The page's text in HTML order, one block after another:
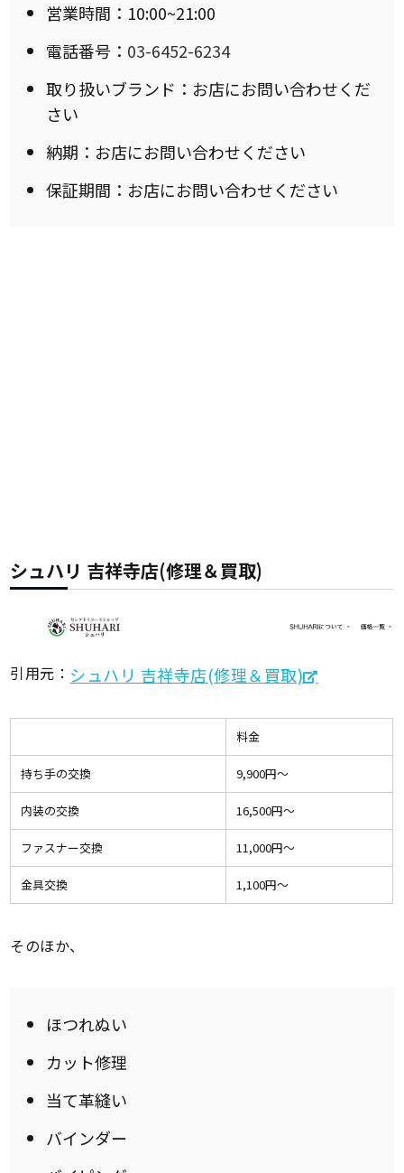
営業時間：10:00~21:00
電話番号： 03-6452-6234
取り扱いブランド：お店にお問い合わせくだ
さい
納期：お店にお問い合わせください
保証期間：お店にお問い合わせください
シュハリ 吉祥寺店(修理＆買取)
引用元： シュハリ 吉祥寺店(修理＆買取)
料金
持ち手の交換 9,900円〜
内装の交換 16,500円〜
ファスナー交換 11,000円〜
金具交換 1,100円〜
そのほか、
ほつれぬい
カット修理
当て革縫い
バインダー